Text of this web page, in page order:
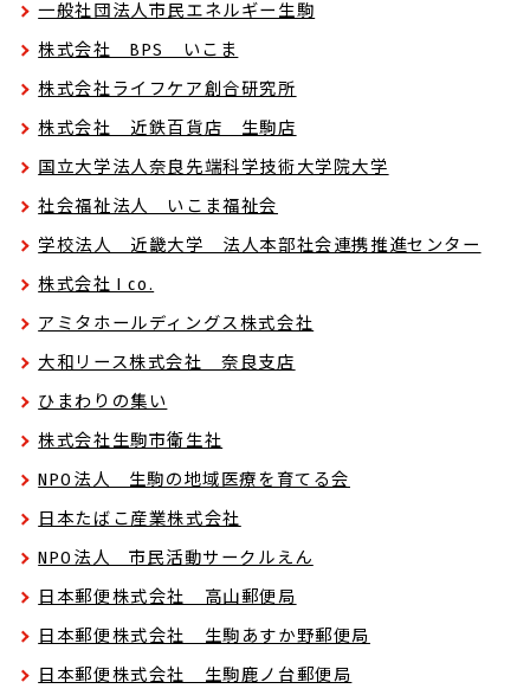
一般社団法人市民エネルギー生駒
株式会社 BPS いこま
株式会社ライフケア創合研究所
株式会社 近鉄百貨店 生駒店
国立大学法人奈良先端科学技術大学院大学
社会福祉法人 いこま福祉会
学校法人 近畿大学 法人本部社会連携推進センター
株式会社 I co.
アミタホールディングス株式会社
大和リース株式会社 奈良支店
ひまわりの集い
株式会社生駒市衛生社
NPO法人 生駒の地域医療を育てる会
日本たばこ産業株式会社
NPO法人 市民活動サークルえん
日本郵便株式会社 高山郵便局
日本郵便株式会社 生駒あすか野郵便局
日本郵便株式会社 生駒鹿ノ台郵便局